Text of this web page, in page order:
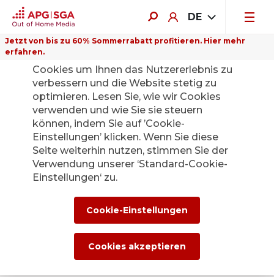
DE
Jetzt von bis zu 60% Sommerrabatt profitieren. Hier mehr
erfahren.
Zurück
Gemeinsam in die
Zukunft: APG|SGA
gewinnt die
Ausschreibung der
SBB und wird im
Auf dieser Website verwenden wir
Cookies um Ihnen das Nutzererlebnis zu
verbessern und die Website stetig zu
optimieren. Lesen Sie, wie wir Cookies
verwenden und wie Sie sie steuern
können, indem Sie auf ’Cookie-
Einstellungen’ klicken. Wenn Sie diese
Seite weiterhin nutzen, stimmen Sie der
Verwendung unserer ‘Standard-Cookie-
Einstellungen‘ zu.
Cookie-Einstellungen
Cookies akzeptieren